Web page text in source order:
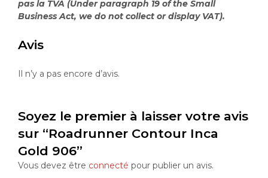
pas la TVA (Under paragraph 19 of the Small
Business Act, we do not collect or display VAT).
Avis
Il n’y a pas encore d’avis.
Soyez le premier à laisser votre avis
sur “Roadrunner Contour Inca
Gold 906”
Vous devez être connecté pour publier un avis.